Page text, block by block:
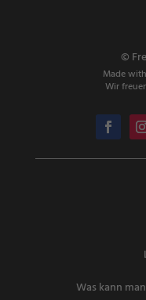
©
Made
Wir
Was kann